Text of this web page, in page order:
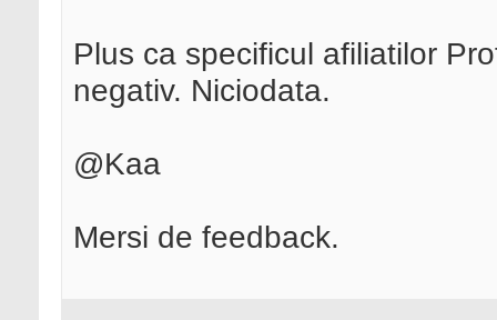
Plus ca specificul afiliatilor
negativ. Niciodata.
@Kaa
Mersi de feedback.